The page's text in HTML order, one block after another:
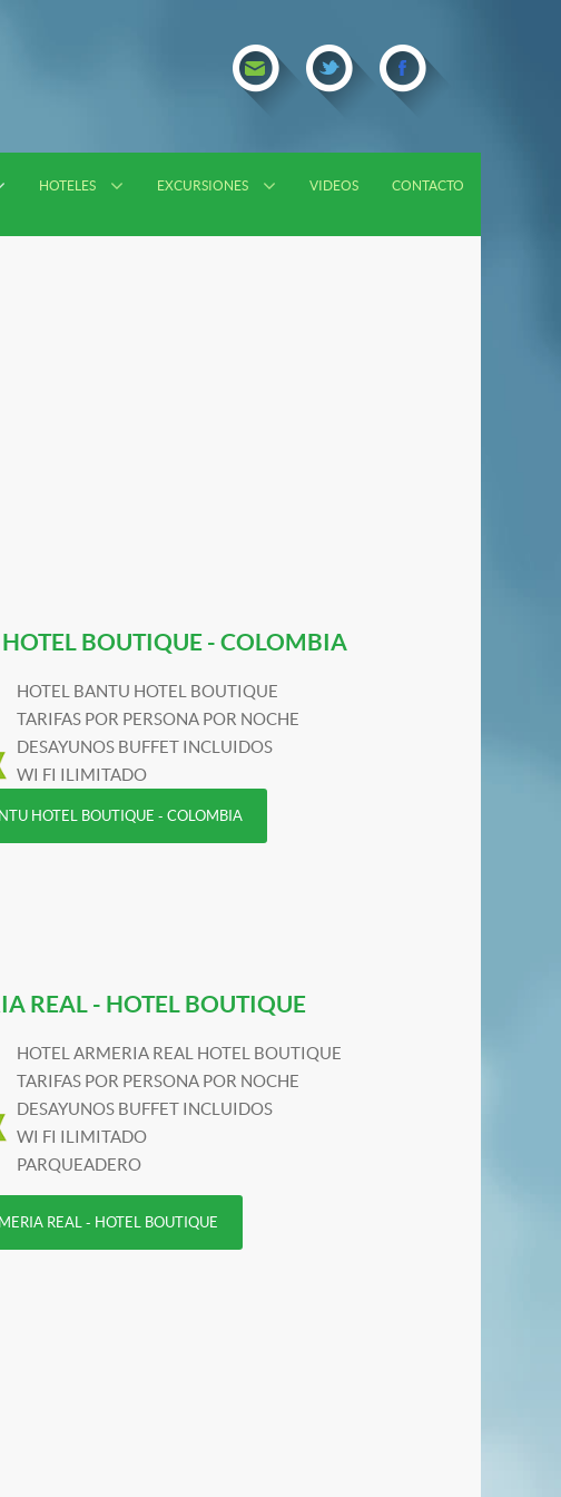
HOTELES EXCURSIONES VIDEOS CONTACTO
BOUTIQUE - COLOMBIA
HOTEL BANTU HOTEL BOUTIQUE
TARIFAS POR PERSONA POR NOCHE
DESAYUNOS BUFFET INCLUIDOS
WI FI ILIMITADO
HOTEL BOUTIQUE - COLOMBIA
REAL - HOTEL BOUTIQUE
HOTEL ARMERIA REAL HOTEL BOUTIQUE
TARIFAS POR PERSONA POR NOCHE
DESAYUNOS BUFFET INCLUIDOS
WI FI ILIMITADO
PARQUEADERO
REAL - HOTEL BOUTIQUE